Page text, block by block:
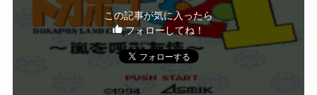
この記事が気に入ったら
フォローしてね！